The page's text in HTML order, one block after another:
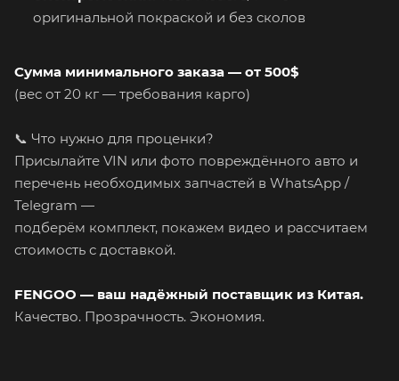
оригинальной покраской и без сколов
Сумма минимального заказа — от 500$
(вес от 20 кг — требования карго)
📞 Что нужно для проценки?
Присылайте VIN или фото повреждённого авто и
перечень необходимых запчастей в WhatsApp /
Telegram —
подберём комплект, покажем видео и рассчитаем
стоимость с доставкой.
FENGOO — ваш надёжный поставщик из Китая.
Качество. Прозрачность. Экономия.